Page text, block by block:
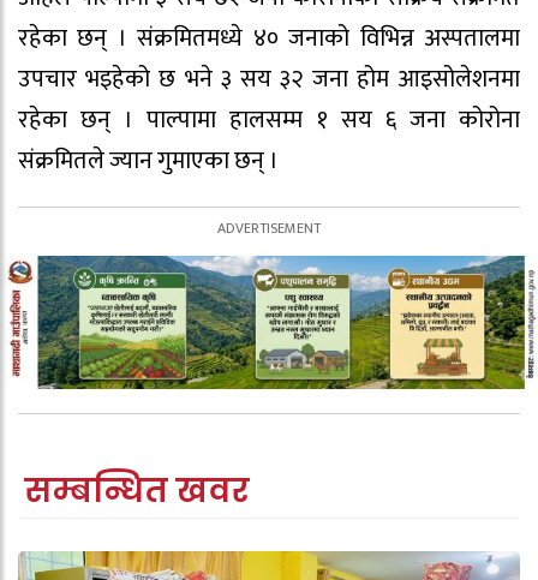
रहेका छन् । संक्रमितमध्ये ४० जनाको विभिन्न अस्पतालमा
उपचार भइहेको छ भने ३ सय ३२ जना होम आइसोलेशनमा
रहेका छन् । पाल्पामा हालसम्म १ सय ६ जना कोरोना
संक्रमितले ज्यान गुमाएका छन् ।
सम्बन्धित खवर